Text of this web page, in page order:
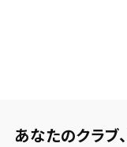
あなたのクラブ、